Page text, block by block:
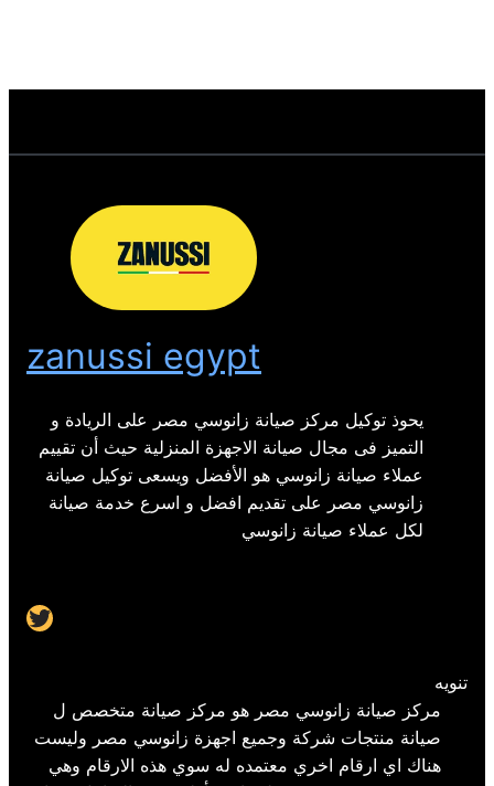
zanussi egypt
يحوذ توكيل مركز صيانة زانوسي مصر على الريادة و
التميز فى مجال صيانة الاجهزة المنزلية حيث أن تقييم
عملاء صيانة زانوسي هو الأفضل ويسعى توكيل صيانة
زانوسي مصر على تقديم افضل و اسرع خدمة صيانة
لكل عملاء صيانة زانوسي
Twitter
تنويه
مركز صيانة زانوسي مصر هو مركز صيانة متخصص ل
صيانة منتجات شركة وجميع اجهزة زانوسي مصر وليست
هناك اي ارقام اخري معتمده له سوي هذه الارقام وهي